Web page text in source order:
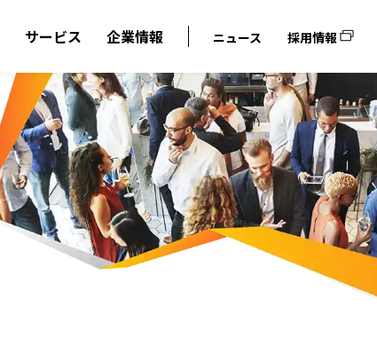
サービス 企業情報 ニュース 採用情報